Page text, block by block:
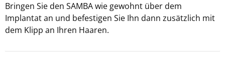
Bringen Sie den SAMBA wie gewohnt über dem
Implantat an und befestigen Sie Ihn dann zusätzlich mit
dem Klipp an Ihren Haaren.